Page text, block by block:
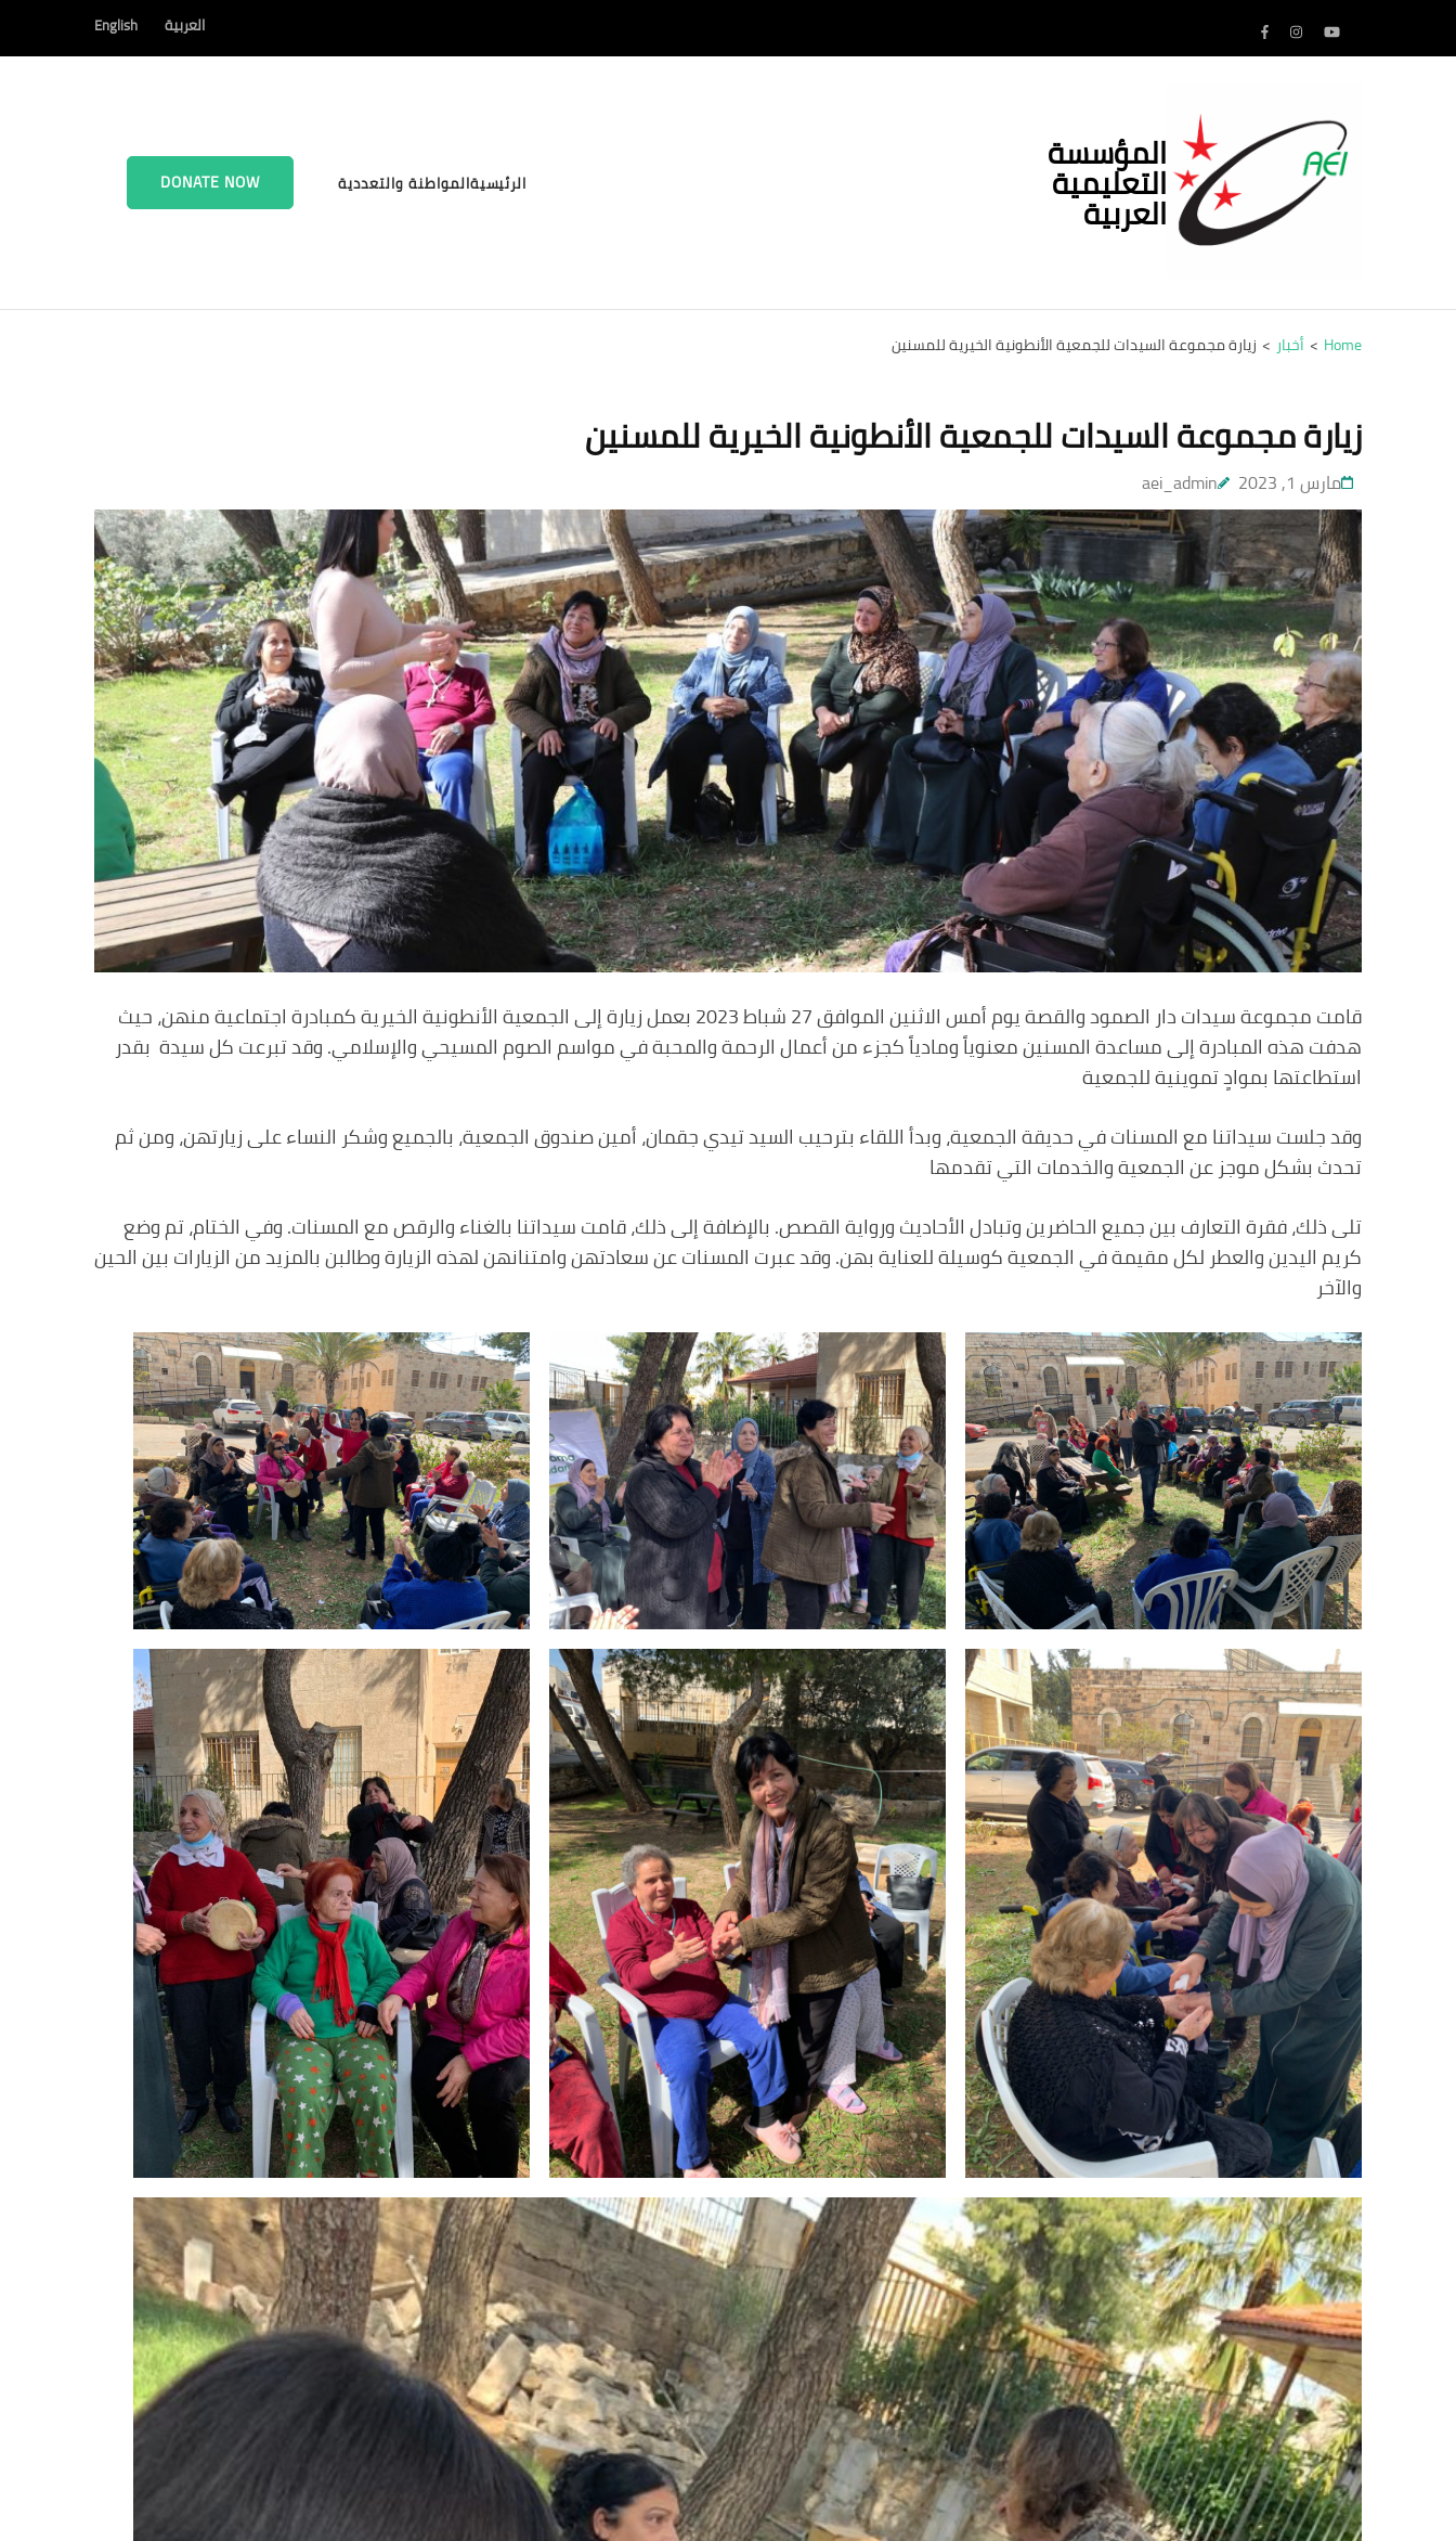
English العربية
المؤسسة
التعليمية
العربية
الرئيسيةالمواطنة والتعددية DONATE NOW
Home
>أخبار > زيارة مجموعة السيدات للجمعية الأنطونية الخيرية للمسنين
زيارة مجموعة السيدات للجمعية الأنطونية الخيرية للمسنين
مارس 1, 2023 aei_admin
قامت مجموعة سيدات دار الصمود والقصة يوم أمس الاثنين الموافق 27 شباط 2023 بعمل زيارة إلى الجمعية الأنطونية الخيرية كمبادرة اجتماعية منهن، حيث
هدفت هذه المبادرة إلى مساعدة المسنين معنوياً ومادياً كجزء من أعمال الرحمة والمحبة في مواسم الصوم المسيحي والإسلامي. وقد تبرعت كل سيدة بقدر
استطاعتها بموادٍ تموينية للجمعية
وقد جلست سيداتنا مع المسنات في حديقة الجمعية، وبدأ اللقاء بترحيب السيد تيدي جقمان، أمين صندوق الجمعية، بالجميع وشكر النساء على زيارتهن، ومن ثم
تحدث بشكل موجز عن الجمعية والخدمات التي تقدمها
تلى ذلك، فقرة التعارف بين جميع الحاضرين وتبادل الأحاديث ورواية القصص. بالإضافة إلى ذلك، قامت سيداتنا بالغناء والرقص مع المسنات. وفي الختام، تم وضع
كريم اليدين والعطر لكل مقيمة في الجمعية كوسيلة للعناية بهن. وقد عبرت المسنات عن سعادتهن وامتنانهن لهذه الزيارة وطالبن بالمزيد من الزيارات بين الحين
والآخر